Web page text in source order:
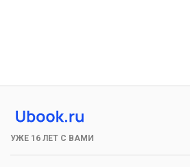
УЖЕ 16 ЛЕТ С ВАМИ